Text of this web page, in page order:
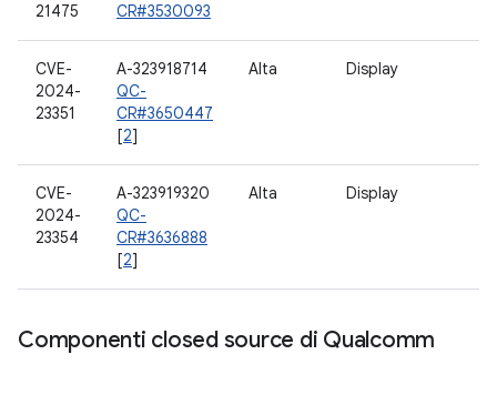
21475
CR#3530093
CVE-
2024-
23351
A-323918714
QC-
CR#3650447
[2]
Alta Display
CVE-
2024-
23354
A-323919320
QC-
CR#3636888
[2]
Alta Display
Componenti closed source di Qualcomm